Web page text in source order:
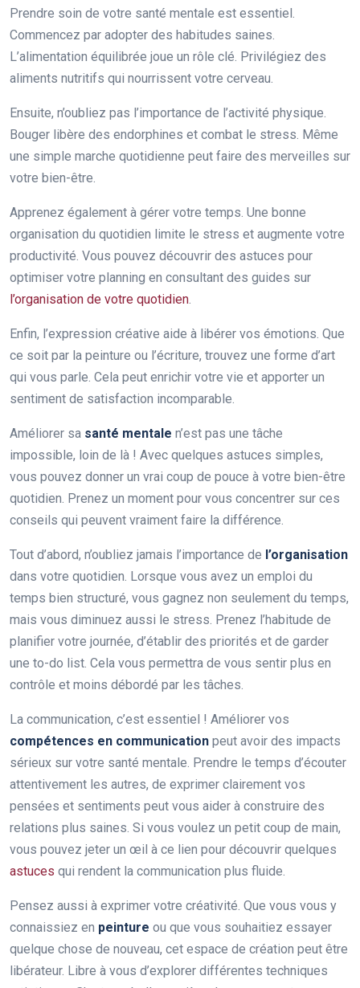
Prendre soin de votre santé mentale est essentiel.
Commencez par adopter des habitudes saines.
L’alimentation équilibrée joue un rôle clé. Privilégiez des
aliments nutritifs qui nourrissent votre cerveau.
Ensuite, n’oubliez pas l’importance de l’activité physique.
Bouger libère des endorphines et combat le stress. Même
une simple marche quotidienne peut faire des merveilles sur
votre bien-être.
Apprenez également à gérer votre temps. Une bonne
organisation du quotidien limite le stress et augmente votre
productivité. Vous pouvez découvrir des astuces pour
optimiser votre planning en consultant des guides sur
l’organisation de votre quotidien.
Enfin, l’expression créative aide à libérer vos émotions. Que
ce soit par la peinture ou l’écriture, trouvez une forme d’art
qui vous parle. Cela peut enrichir votre vie et apporter un
sentiment de satisfaction incomparable.
Améliorer sa santé mentale n’est pas une tâche
impossible, loin de là ! Avec quelques astuces simples,
vous pouvez donner un vrai coup de pouce à votre bien-être
quotidien. Prenez un moment pour vous concentrer sur ces
conseils qui peuvent vraiment faire la différence.
Tout d’abord, n’oubliez jamais l’importance de l’organisation
dans votre quotidien. Lorsque vous avez un emploi du
temps bien structuré, vous gagnez non seulement du temps,
mais vous diminuez aussi le stress. Prenez l’habitude de
planifier votre journée, d’établir des priorités et de garder
une to-do list. Cela vous permettra de vous sentir plus en
contrôle et moins débordé par les tâches.
La communication, c’est essentiel ! Améliorer vos
compétences en communication peut avoir des impacts
sérieux sur votre santé mentale. Prendre le temps d’écouter
attentivement les autres, de exprimer clairement vos
pensées et sentiments peut vous aider à construire des
relations plus saines. Si vous voulez un petit coup de main,
vous pouvez jeter un œil à ce lien pour découvrir quelques
astuces qui rendent la communication plus fluide.
Pensez aussi à exprimer votre créativité. Que vous vous y
connaissiez en peinture ou que vous souhaitiez essayer
quelque chose de nouveau, cet espace de création peut être
libérateur. Libre à vous d’explorer différentes techniques